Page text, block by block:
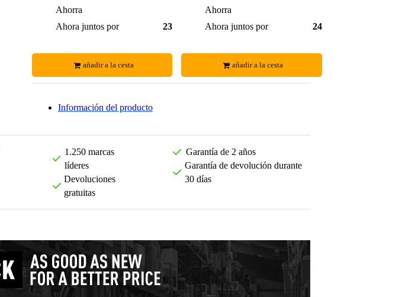
Ahorra
Ahora juntos por
235,00 €
añadir a la cesta
Ahorra
Ahora juntos por
243,00 €
añadir a la cesta
Información del producto
1.250 marcas
líderes
Devoluciones
gratuitas
Garantía de 2 años
Garantía de devolución durante
30 días